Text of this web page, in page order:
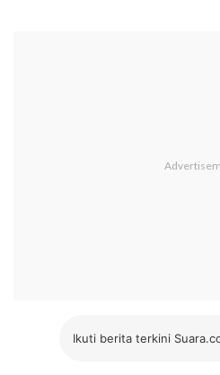
Ikuti berita terkini